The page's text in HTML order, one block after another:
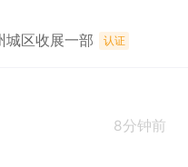
城区收展一部 认证
8分钟前